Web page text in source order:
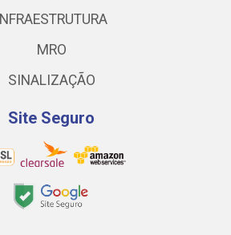
INFRAESTRUTURA
MRO
SINALIZAÇÃO
Site Seguro